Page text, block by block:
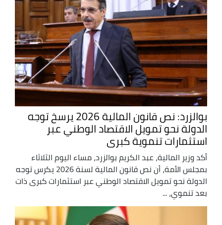
بوالزرد: نص قانون المالية 2026 يرسخ توجه
الدولة نحو تمويل الاقتصاد الوطني عبر
استثمارات تنموية كبرى
أكد وزير المالية، عبد الكريم بوالزرد، مساء اليوم الثلاثاء
بمجلس الأمة، أن نص قانون المالية لسنة 2026 يكرس توجه
الدولة نحو تمويل الاقتصاد الوطني عبر استثمارات كبرى ذات
بعد تنموي، ...